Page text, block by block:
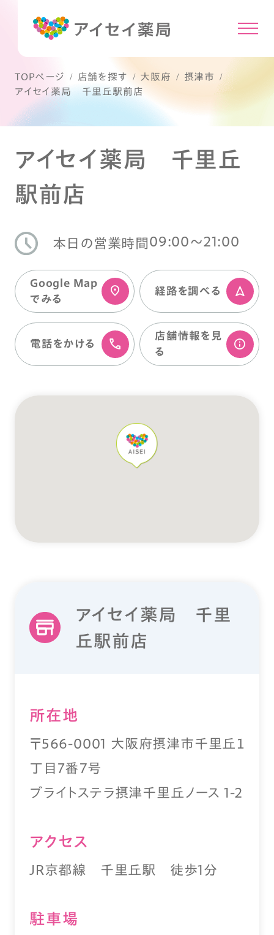
TOPページ 店舗を探す 大阪府
摂津市
アイセイ薬局 千里丘駅前店
アイセイ薬局 千里丘
駅前店
本日の営業時間 09:00〜21:00
Google Map
でみる
経路を調べる
電話をかける
店舗情報を⾒
る
アイセイ薬局 千里
丘駅前店
所在地
〒566-0001 大阪府摂津市千里丘１
丁目7番７号
ブライトステラ摂津千里丘ノース 1-2
アクセス
JR京都線 千里丘駅 徒歩1分
駐⾞場